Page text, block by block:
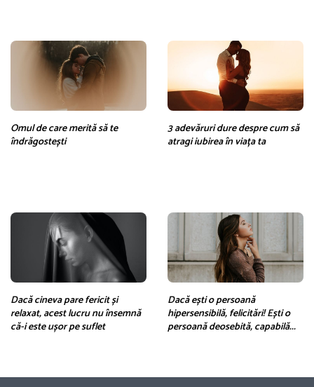
Omul de care merită să te
îndrăgostești
3 adevăruri dure despre cum să
atragi iubirea în viața ta
Dacă cineva pare fericit și
relaxat, acest lucru nu însemnă
că-i este ușor pe suflet
Dacă ești o persoană
hipersensibilă, felicitări! Ești o
persoană deosebită, capabilă...